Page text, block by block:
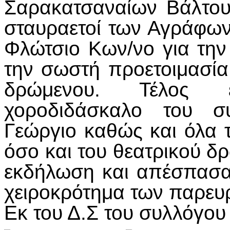
Σαρακατσαναίων
σταυραετοί των
Φλώτσιο Κων/νο για
την σωστή
δρώμενου. Τέλος
χοροδιδάσκαλο του
Γεώργιο καθώς και όλα
όσο και του θεατρικού
εκδήλωση και
χειροκρότημα των
Εκ του Δ.Σ του συλλόγου